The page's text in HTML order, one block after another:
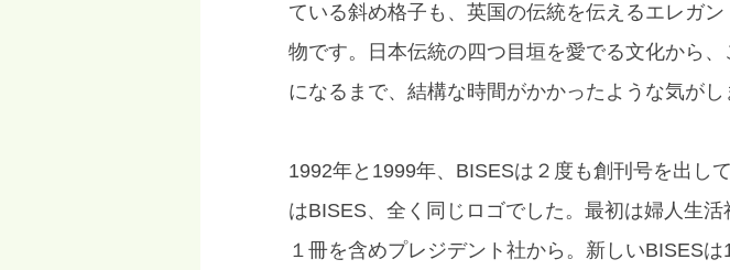
ている斜め格子も、英国の伝統を伝えるエレガ
物です。日本伝統の四つ目垣を愛でる文化から
になるまで、結構な時間がかかったような気がし
1992年と1999年、BISESは２度も創刊号を出し
はBISES、全く同じロゴでした。最初は婦人生
１冊を含めプレジデント社から。新しいBISES